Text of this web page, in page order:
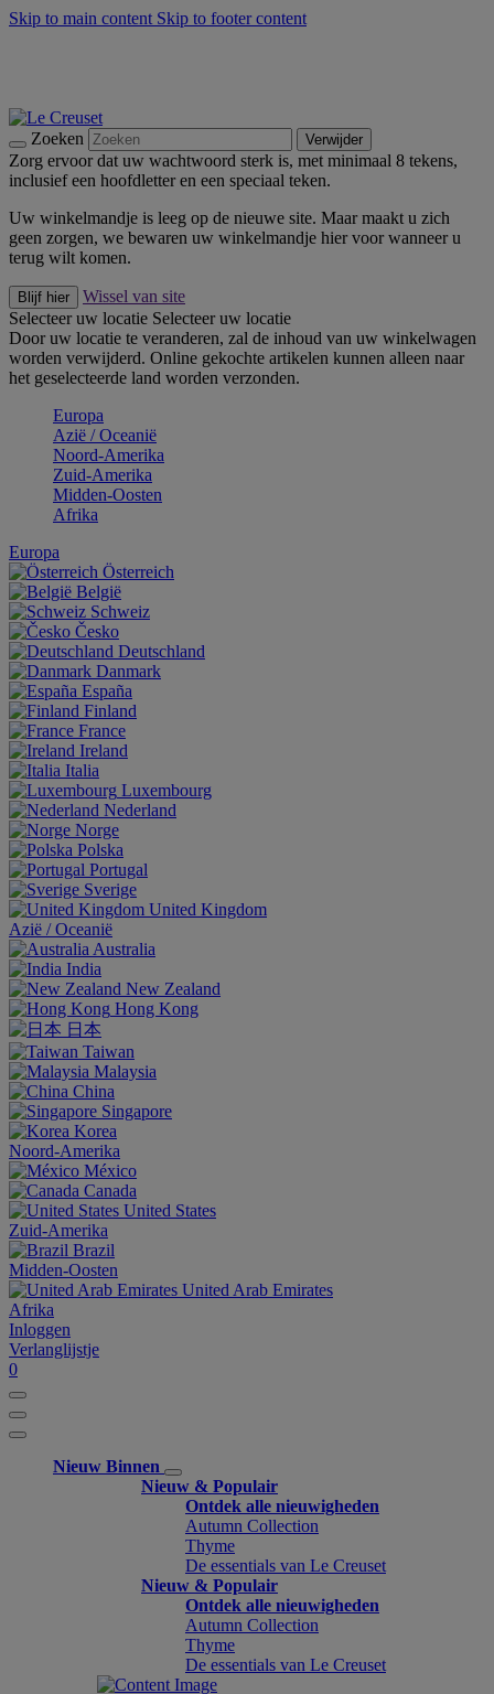
Skip to main content Skip to footer content
Zoeken Verwijder
Zorg ervoor dat uw wachtwoord sterk is, met minimaal 8 tekens,
inclusief een hoofdletter en een speciaal teken.
Uw winkelmandje is leeg op de nieuwe site. Maar maakt u zich
geen zorgen, we bewaren uw winkelmandje hier voor wanneer u
terug wilt komen.
Blijf hier
Wissel van site
Selecteer uw locatie Selecteer uw locatie
Door uw locatie te veranderen, zal de inhoud van uw winkelwagen
worden verwijderd. Online gekochte artikelen kunnen alleen naar
het geselecteerde land worden verzonden.
Europa
Aziё / Oceaniё
Noord-Amerika
Zuid-Amerika
Midden-Oosten
Afrika
Europa
Österreich
België
Schweiz
Česko
Deutschland
Danmark
España
Finland
France
Ireland
Italia
Luxembourg
Nederland
Norge
Polska
Portugal
Sverige
United Kingdom
Aziё / Oceaniё
Australia
India
New Zealand
Hong Kong
日本
Taiwan
Malaysia
China
Singapore
Korea
Noord-Amerika
México
Canada
United States
Zuid-Amerika
Brazil
Midden-Oosten
United Arab Emirates
Afrika
Inloggen
Verlanglijstje
0
Nieuw Binnen
Nieuw & Populair
Ontdek alle nieuwigheden
Autumn Collection
Thyme
De essentials van Le Creuset
Nieuw & Populair
Ontdek alle nieuwigheden
Autumn Collection
Thyme
De essentials van Le Creuset